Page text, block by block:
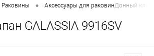
Раковины • Аксессуары для раковинДонный
GALASSIA 9916SV